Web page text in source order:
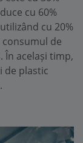
cu 60%
cu 20%
de
În același timp,
de plastic